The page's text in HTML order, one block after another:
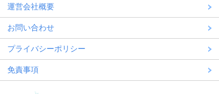
運営会社概要
お問い合わせ
プライバシーポリシー
免責事項